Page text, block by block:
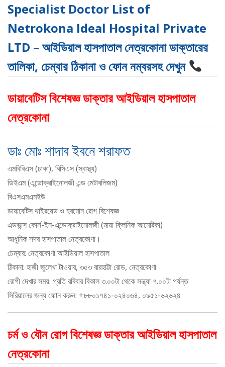
Specialist Doctor List of
Netrokona Ideal Hospital Private
LTD – আইডিয়াল হাসপাতাল নেত্রকোনা ডাক্তারের
তালিকা, চেম্বার ঠিকানা ও ফোন নম্বরসহ দেখুন
ডায়াবেটিস বিশেষজ্ঞ ডাক্তার আইডিয়াল হাসপাতাল
নেত্রকোনা
ডাঃ মোঃ শাদাব ইবনে শরাফত
এমবিবিএস (ঢাকা), বিসিএস (স্বাস্থ্য)
ডিইএম (এন্ডোক্রাইনোলজী এন্ড মেটাবলিজম)
বিএসএমএমইউ
ডায়াবেটিস থাইরয়েড ও হরমোন রোগ বিশেষজ্ঞ
এডভান্স কোর্স-ইন-এন্ডোক্রাইনোলজী (মায়া ক্লিনিক আমেরিকা)
আধুনিক সদর হাসপাতাল নেত্রকোণা।
চেম্বার: নেত্রকোণা আইডিয়াল হাসপাতাল
ঠিকানা: হাজী জুলেখা টাওয়ার, ৩৫৩ বারহাট্টা রোড, নেত্রকোণা
রোগী দেখার সময়: প্রতি রবিবার বিকাল ৩.০০টা থেকে সন্ধ্যা ৭.০০টা পর্যন্ত
সিরিয়ালের জন্য ফোন করুন: +৮৮০১৭৪১-০২৪০৬৪, ০৯৫১-৬২৬২৪
চর্ম ও যৌন রোগ বিশেষজ্ঞ ডাক্তার আইডিয়াল হাসপাতাল
নেত্রকোনা